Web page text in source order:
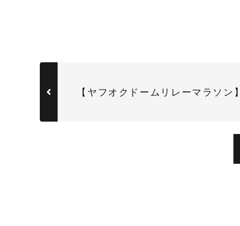
【ヤフオクドームリレーマラソン】